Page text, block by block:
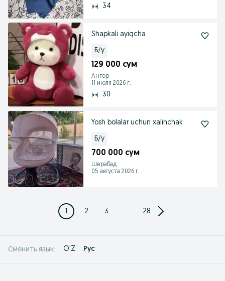
34
Shapkali ayiqcha
Б/у
129 000 сум
Ангор
11 июля 2026 г.
30
Yosh bolalar uchun xalinchak
Б/у
700 000 сум
Шерабад
05 августа 2026 г.
1 2 3 ... 28
Сменить язык: O'Z Рус